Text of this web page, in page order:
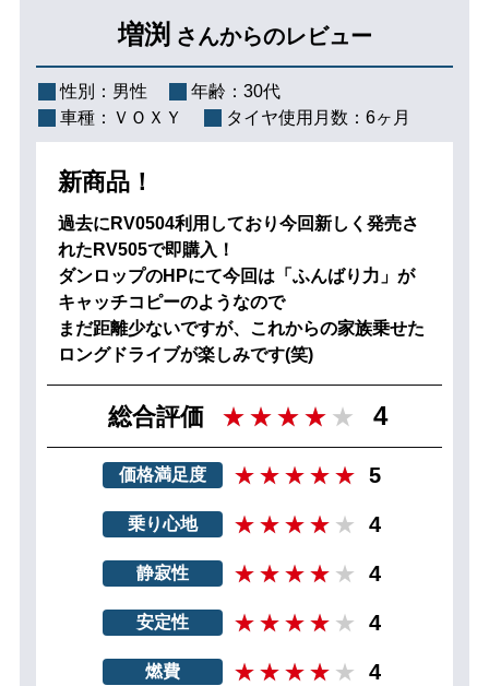
増渕 さんからのレビュー
性別： 男性 年齢： 30代
車種： ＶＯＸＹ タイヤ使用月数： 6ヶ月
新商品！
過去にRV0504利用しており今回新しく発売さ
れたRV505で即購入！
ダンロップのHPにて今回は「ふんばり力」が
キャッチコピーのようなので
まだ距離少ないですが、これからの家族乗せた
ロングドライブが楽しみです(笑)
総合評価 4
価格満足度 5
乗り心地 4
静寂性 4
安定性 4
燃費 4